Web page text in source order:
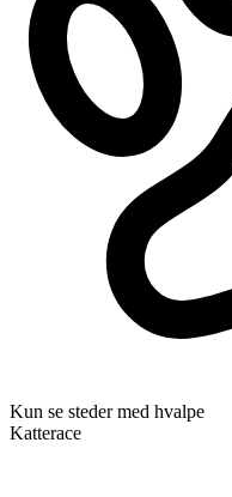
Kun se steder med hvalpe
Katterace